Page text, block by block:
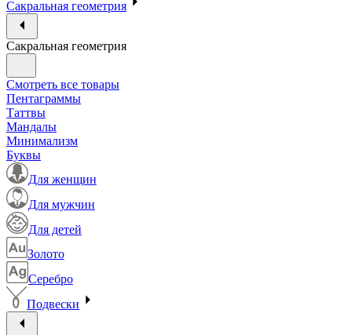
Сакральная геометрия
Сакральная геометрия
Смотреть все товары
Пентаграммы
Таттвы
Мандалы
Минимализм
Буквы
Для женщин
Для мужчин
Для детей
Золото
Серебро
Подвески